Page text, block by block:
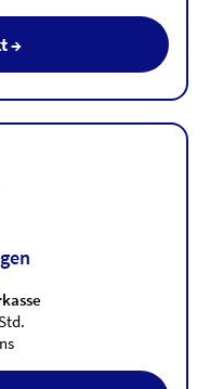
→